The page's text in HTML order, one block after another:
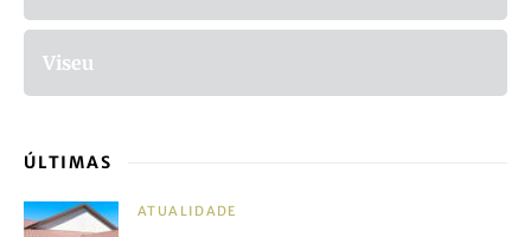
Viseu
ÚLTIMAS
ATUALIDADE